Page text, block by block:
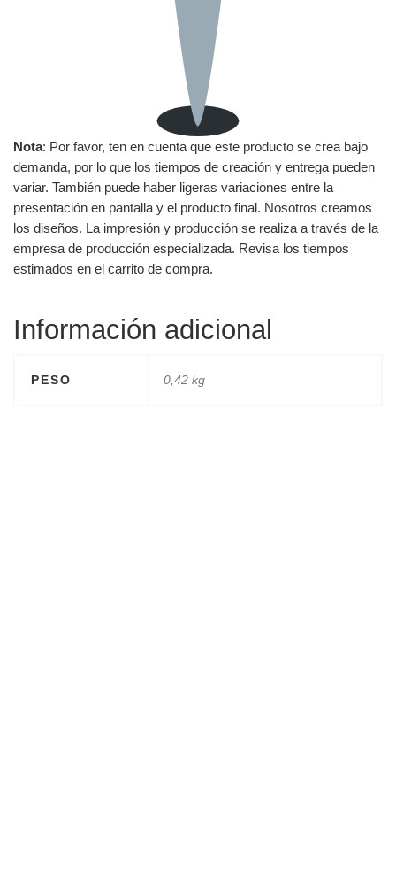
Nota: Por favor, ten en cuenta que este producto se crea bajo
demanda, por lo que los tiempos de creación y entrega pueden
variar. También puede haber ligeras variaciones entre la
presentación en pantalla y el producto final. Nosotros creamos
los diseños. La impresión y producción se realiza a través de la
empresa de producción especializada. Revisa los tiempos
estimados en el carrito de compra.
Información adicional
PESO 0,42 kg